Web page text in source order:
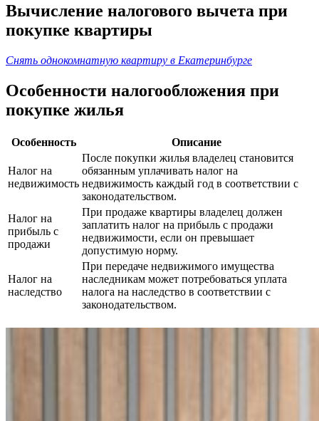
Вычисление налогового вычета при
покупке квартиры
Снять однокомнатную квартиру в Екатеринбурге
Особенности налогообложения при
покупке жилья
Особенность Описание
Налог на
недвижимость
После покупки жилья владелец становится
обязанным уплачивать налог на
недвижимость каждый год в соответствии с
законодательством.
Налог на
прибыль с
продажи
При продаже квартиры владелец должен
заплатить налог на прибыль с продажи
недвижимости, если он превышает
допустимую норму.
Налог на
наследство
При передаче недвижимого имущества
наследникам может потребоваться уплата
налога на наследство в соответствии с
законодательством.